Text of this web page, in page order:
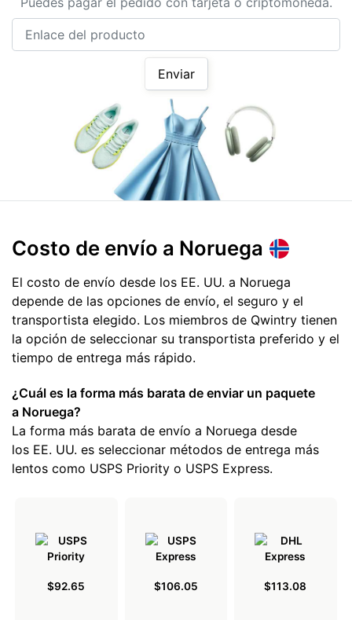
Enviar
Costo de envío a Noruega
El costo de envío desde los EE. UU. a Noruega
depende de las opciones de envío, el seguro y el
transportista elegido. Los miembros de Qwintry tienen
la opción de seleccionar su transportista preferido y el
tiempo de entrega más rápido.
¿Cuál es la forma más barata de enviar un paquete
a Noruega?
La forma más barata de envío a Noruega desde
los EE. UU. es seleccionar métodos de entrega más
lentos como USPS Priority o USPS Express.
$92.65 $106.05 $113.08